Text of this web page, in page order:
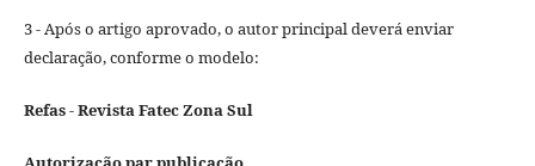
3 - Após o artigo aprovado, o autor principal deverá enviar
declaração, conforme o modelo:
Refas - Revista Fatec Zona Sul